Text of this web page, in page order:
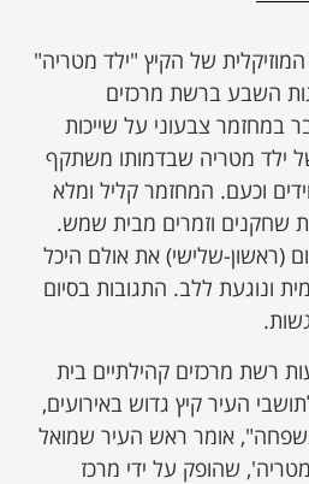
של הקיץ "ילד מטריה"
השבע ברשת מרכזים
במחזמר צבעוני על שייכות
ילד מטריה שבדמותו משתקף
וכעם. המחזמר קליל ומלא
שחקנים וזמרים מבית שמש.
(ראשון-שלישי) את אולם היכל
ונוגעת ללב. התגובות בסיום
רשת מרכזים קהילתיים בית
העיר קיץ גדוש באירועים,
אומר ראש העיר שמואל
שהופק על ידי מרכז